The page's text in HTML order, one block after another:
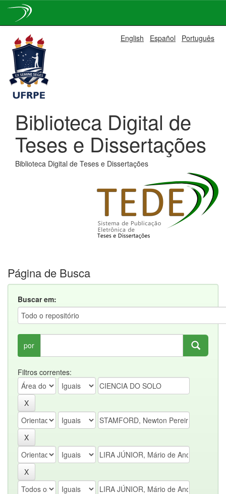
navigation
English Español Português
Biblioteca Digital de
Teses e Dissertações
Biblioteca Digital de Teses e Dissertações
Página de Busca
Buscar em:
por
Filtros correntes: